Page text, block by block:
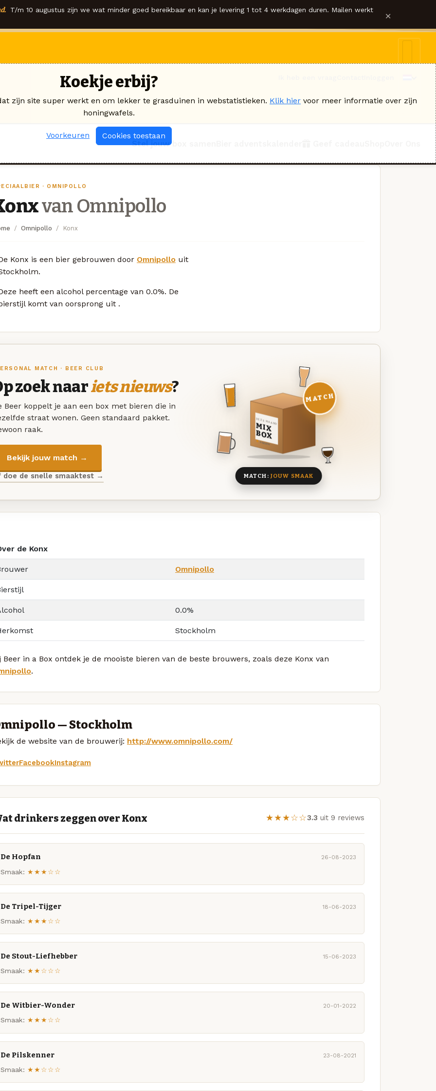
T/m 10 augustus zijn we wat minder goed bereikbaar en kan je levering 1 tot 4 werkdagen duren. Mailen werkt ×
Stel jouw box samen
· OMNIPOLLO
van Omnipollo
Omnipollo Konx
Konx is een bier gebrouwen door Omnipollo uit
heeft een alcohol percentage van 0.0%. De
komt van oorsprong uit .
MATCH · BEER CLUB
zoek naariets nieuws?
Beer koppelt je aan een box met bieren die in
straat wonen. Geen standaard pakket.
raak.
Bekijk jouw match →
doe de snelle smaaktest →
DEZE MAAND
MIX
BOX
8 BIEREN
MATCH
MATCH: JOUW SMAAK
de Konx
Omnipollo
0.0%
Stockholm
Beer in a Box ontdek je de mooiste bieren van de beste brouwers, zoals deze Konx van
.
— Stockholm
de website van de brouwerij: http://www.omnipollo.com/
FacebookInstagram
drinkers zeggen over Konx ★★★☆☆3.3 uit 9 reviews
De Hopfan 26-08-2023
Smaak: ★★★☆☆
De Tripel-Tijger 18-06-2023
Smaak: ★★★☆☆
De Stout-Liefhebber 15-06-2023
Smaak: ★★☆☆☆
De Witbier-Wonder 20-01-2022
Smaak: ★★★☆☆
De Pilskenner 23-08-2021
Smaak: ★★☆☆☆
Koekje erbij?
zijn site super werkt en om lekker te grasduinen in webstatistieken. Klik hier voor meer informatie over zijn
honingwafels.
Voorkeuren Cookies toestaan